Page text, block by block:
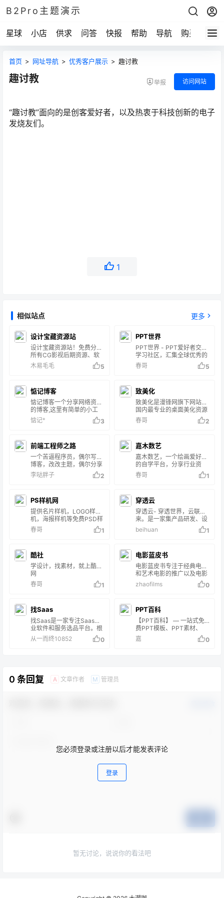
B2Pro主题演示
星球 小店 供求 问答 快报 帮助 导航 购买
首页 > 网址导航 > 优秀客户展示 > 趣讨教
趣讨教 举报 访问网站
“趣讨教”面向的是创客爱好者，以及热衷于科技创新的电子
发烧友们。
1
相似站点 更多
设计宝藏资源站
设计宝藏资源站！免费分享
所有CG影视后期资源、软
件、教程、插件、脚本、模
板、样机、平面设计素材、
备！设计宝藏资源
站,AE,C4D,After
Effects,blender,AE教程,AE
插件,FCPX,FCPX插件,教程,
插件,blender教程,AE模
木易毛毛 5
PPT世界
PPT世界 - PPT爱好者交流
学习社区，汇集全球优秀的
PPTer，致力于发现幻灯的
力量！拥有海量优秀PPT资
材下载等。看PPT设计文
章，学PPT软件教程，找
PPT灵感素材，上PPT世界
（PPTX.CN）！
春哥 5
惦记博客
惦记博客一个分享网络资源
的博客,这里有简单的小工
具，实用的软件和小工具，
以及手游戏,游戏攻略,UI设
插件,各种代码分享,同时也
是会分享一些软件和
Windows优化系统下载，分
享惦记°的心路历程
惦记° 3
致美化
致美化是漫锋网旗下网站，
国内最专业的桌面美化资源
交流及分享平台，聚集了超
过20万的活跃用户，在此分
一样的Windows系统界面…
春哥 2
前端工程师之路
一个苦逼程序员，偶尔写写
博客，改改主题，偶尔分享
一下生活，写点没谱的影
评。胸无大志，但是满肚肥
只有你想不到，没有本狼我
找不到。主要内容涵盖但不
仅限于
wordpress,bootstrap,Vue
，等。
李哒胖子 2
嘉木数艺
嘉木数艺，一个绘画爱好者
的自学平台，分享行业资
讯、绘画经验技法，提供丰
富的原画、插画、漫画、
优质画师服务站！
春哥 1
PS样机网
提供名片样机，LOGO样
机，海报样机等免费PSD样
机模板。
春哥 1
穿透云
穿透云- 穿透世界，云联未
来。是一家集产品研发、设
计、制造及销售于一体的完
整解决方案提供商，专注于
（包括软件系统、移动APP
开发、智慧工业研究等）。
beihuan 1
酷社
学设计，找素材，就上酷社
网
春哥
1
电影蓝皮书
电影蓝皮书专注于经典电影
和艺术电影的推广以及电影
周边产品开发，目前有电影
放映、电影幕后、电影专
影和艺术电影吸引到了一批
电影爱好者注册和使用，促
成为一个小众电影交流的平
台。
zhaofilms 0
找Saas
找Saas是一家专注Saas企
业软件和服务选品平台。根
据用户评价和社会数据，比
较最好的商业软件和服务。
较最好的商业软件和服务。
从一而终10852 0
PPT百科
【PPT百科】 — 一站式免
费PPT模板、PPT素材、
PPT背景下载平台，优秀
PPT作品案例库。同时开设
嘉 0
0 条回复 A 文章作者 M 管理员
您必须登录或注册以后才能发表评论
登录
暂无讨论，说说你的看法吧